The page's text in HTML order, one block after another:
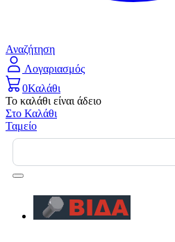
Αναζήτηση
Λογαριασμός
0Καλάθι
Το καλάθι είναι άδειο
Στο Καλάθι
Ταμείο